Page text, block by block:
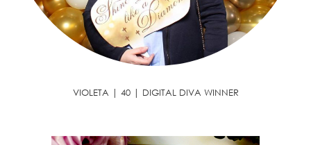
VIOLETA | 40 | DIGITAL DIVA WINNER